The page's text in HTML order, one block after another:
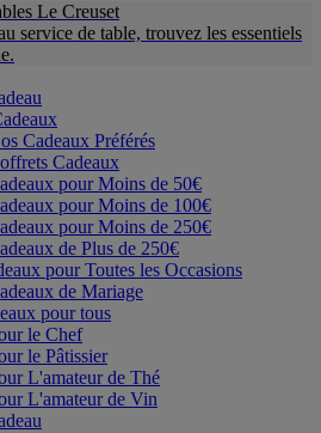
Le Creuset
service de table, trouvez les essentiels
Cadeaux Préférés
Cadeaux
pour Moins de 50€
pour Moins de 100€
pour Moins de 250€
de Plus de 250€
pour Toutes les Occasions
de Mariage
pour tous
le Chef
le Pâtissier
L'amateur de Thé
L'amateur de Vin